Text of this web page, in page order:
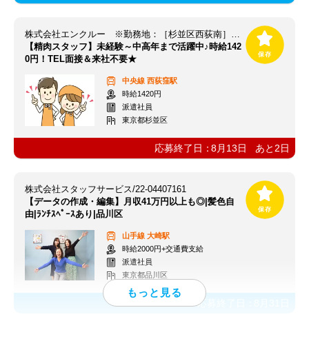
株式会社エンクルー ※勤務地：［杉並区西荻南］周辺 / 121_toky105_59-00000MG
【精肉スタッフ】未経験～中高年まで活躍中♪時給142
0円！TEL面接＆来社不要★
中央線 西荻窪駅
時給1420円
派遣社員
東京都杉並区
応募終了日：8月13日 あと 2日
株式会社スタッフサービス/22-04407161
【データの作成・編集】月収41万円以上も◎|髪色自
由|ﾗﾝﾁｽﾍﾟｰｽあり|品川区
山手線 大崎駅
時給2000円+交通費支給
派遣社員
東京都品川区
応募終了日：